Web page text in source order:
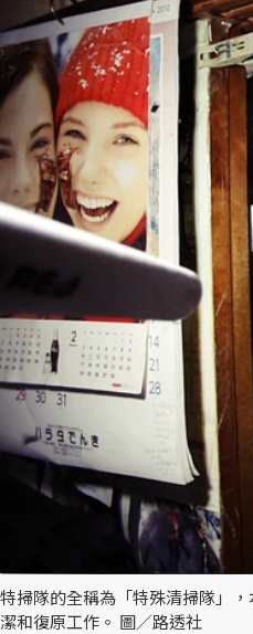
特掃隊的全稱為「特殊清掃隊」
潔和復原工作。 圖／路透社